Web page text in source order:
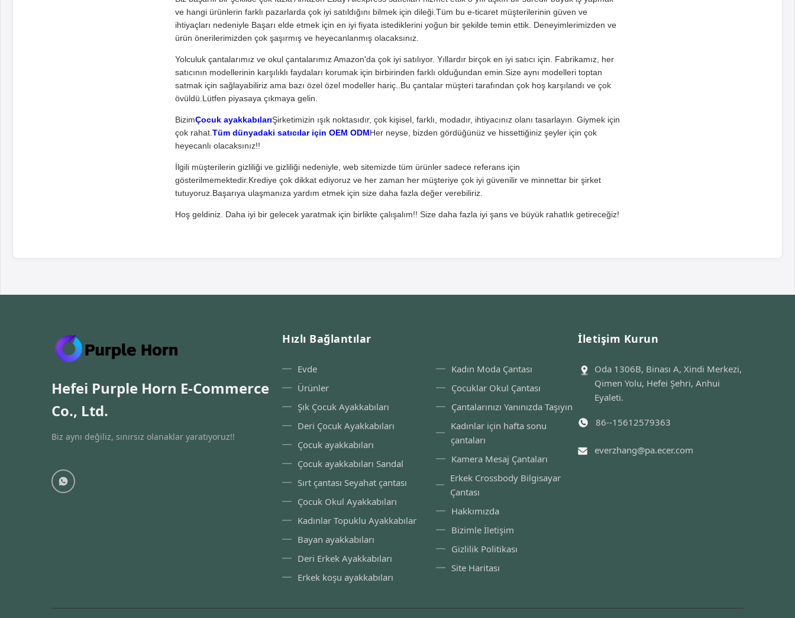
ve hangi ürünlerin farklı pazarlarda çok iyi satıldığını bilmek için dileği.Tüm bu e-ticaret müşterilerinin güven ve
ihtiyaçları nedeniyle Başarı elde etmek için en iyi fiyata istediklerini yoğun bir şekilde temin ettik. Deneyimlerimizden ve
ürün önerilerimizden çok şaşırmış ve heyecanlanmış olacaksınız.
Yolculuk çantalarımız ve okul çantalarımız Amazon'da çok iyi satılıyor. Yıllardır birçok en iyi satıcı için. Fabrikamız, her
satıcının modellerinin karşılıklı faydaları korumak için birbirinden farklı olduğundan emin.Size aynı modelleri toptan
satmak için sağlayabiliriz ama bazı özel özel modeller hariç..Bu çantalar müşteri tarafından çok hoş karşılandı ve çok
övüldü.Lütfen piyasaya çıkmaya gelin.
BizimÇocuk ayakkabılarıŞirketimizin ışık noktasıdır, çok kişisel, farklı, modadır, ihtiyacınız olanı tasarlayın. Giymek için
çok rahat. Tüm dünyadaki satıcılar için OEM ODMHer neyse, bizden gördüğünüz ve hissettiğiniz şeyler için çok
heyecanlı olacaksınız!!
İlgili müşterilerin gizliliği ve gizliliği nedeniyle, web sitemizde tüm ürünler sadece referans için
gösterilmemektedir.Krediye çok dikkat ediyoruz ve her zaman her müşteriye çok iyi güvenilir ve minnettar bir şirket
tutuyoruz.Başarıya ulaşmanıza yardım etmek için size daha fazla değer verebiliriz.
Hoş geldiniz. Daha iyi bir gelecek yaratmak için birlikte çalışalım!! Size daha fazla iyi şans ve büyük rahatlık getireceğiz!
Hefei Purple Horn E-Commerce
Co., Ltd.
Biz aynı değiliz, sınırsız olanaklar yaratıyoruz!!
Hızlı Bağlantılar
Evde
Ürünler
Şık Çocuk Ayakkabıları
Deri Çocuk Ayakkabıları
Çocuk ayakkabıları
Çocuk ayakkabıları Sandal
Sırt çantası Seyahat çantası
Çocuk Okul Ayakkabıları
Kadınlar Topuklu Ayakkabılar
Bayan ayakkabıları
Deri Erkek Ayakkabıları
Erkek koşu ayakkabıları
Kadın Moda Çantası
Çocuklar Okul Çantası
Çantalarınızı Yanınızda Taşıyın
Kadınlar için hafta sonu
çantaları
Kamera Mesaj Çantaları
Erkek Crossbody Bilgisayar
Çantası
Hakkımızda
Bizimle İletişim
Gizlilik Politikası
Site Haritası
İletişim Kurun
Oda 1306B, Binası A, Xindi Merkezi,
Qimen Yolu, Hefei Şehri, Anhui
Eyaleti.
86--15612579363
everzhang@pa.ecer.com